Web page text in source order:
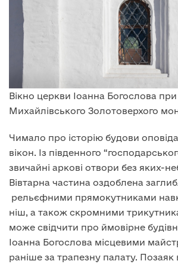
Вікно церкви Іоанна Богослова при
Михайлівського Золотоверхого
Чимало про історію будови
вікон. Із південного
звичайні аркові отвори без яких-
Вівтарна частина оздоблена
рельєфними прямокутниками
ніш, а також скромними
може свідчити про ймовірне
Іоанна Богослова місцевими
раніше за трапезну палату. Позаяк